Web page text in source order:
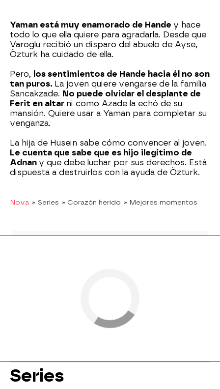
Yaman está muy enamorado de Hande y hace
todo lo que ella quiere para agradarla. Desde que
Varoglu recibió un disparo del abuelo de Ayse,
Özturk ha cuidado de ella.
Pero, los sentimientos de Hande hacia él no son
tan puros. La joven quiere vengarse de la familia
Sancakzade. No puede olvidar el desplante de
Ferit en altar ni como Azade la echó de su
mansión. Quiere usar a Yaman para completar su
venganza.
La hija de Husein sabe cómo convencer al joven.
Le cuenta que sabe que es hijo ilegítimo de
Adnan y que debe luchar por sus derechos. Está
dispuesta a destruirlos con la ayuda de Özturk.
Nova » Series » Corazón herido » Mejores momentos
Series